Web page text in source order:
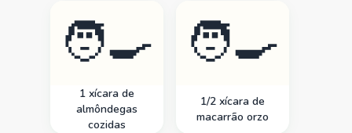
🧑‍🍳
1 xícara de
almôndegas
cozidas
🧑‍🍳
1/2 xícara de
macarrão orzo